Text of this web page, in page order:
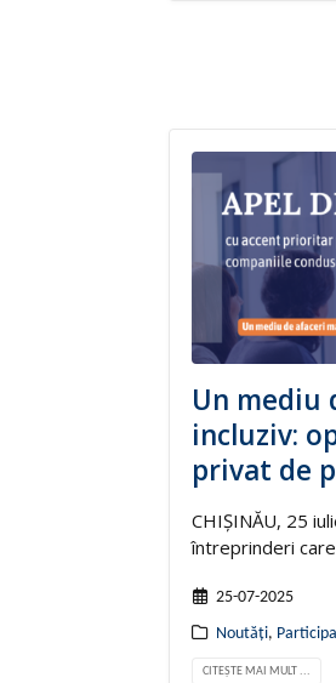
Un mediu
incluziv:
privat de
CHIȘINĂU, 25
întreprinderi
25-07-2025
Noutăți,
CITEȘTE MAI MULT ...